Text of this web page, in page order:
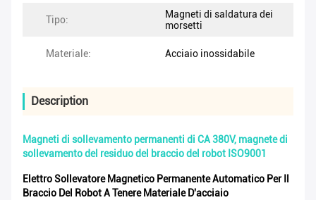
Tipo:
Magneti di saldatura dei
morsetti
Materiale: Acciaio inossidabile
Description
Magneti di sollevamento permanenti di CA 380V, magnete di
sollevamento del residuo del braccio del robot ISO9001
Elettro Sollevatore Magnetico Permanente Automatico Per Il
Braccio Del Robot A Tenere Materiale D'acciaio